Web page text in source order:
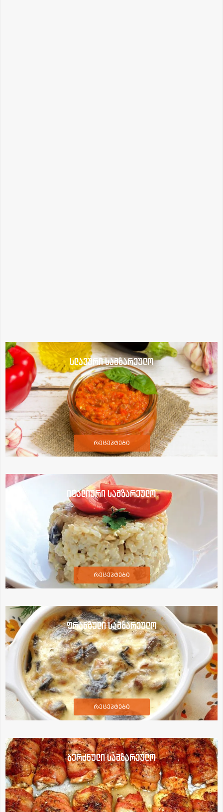
სლავური სამზარეულო
რეცეპტები
იტალიური სამზარეულო
რეცეპტები
ფრანგული სამზარეულო
რეცეპტები
ბერძნული სამზარეულო